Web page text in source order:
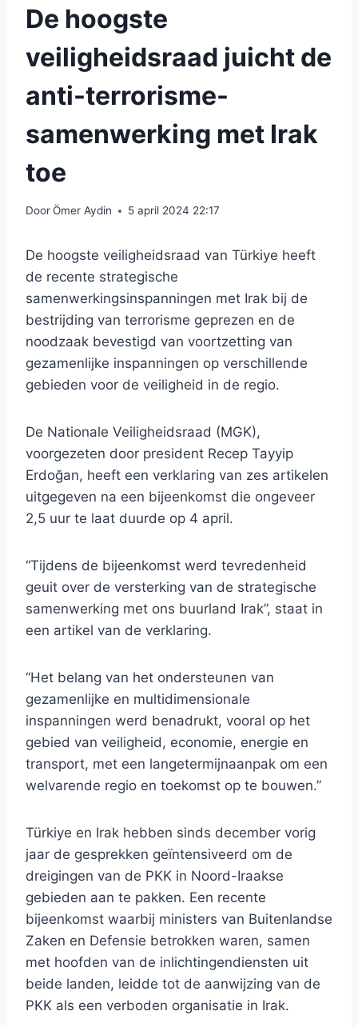
De hoogste
veiligheidsraad juicht de
anti-terrorisme-
samenwerking met Irak
toe
DoorÖmer Aydin 5 april 2024 22:17
De hoogste veiligheidsraad van Türkiye heeft
de recente strategische
samenwerkingsinspanningen met Irak bij de
bestrijding van terrorisme geprezen en de
noodzaak bevestigd van voortzetting van
gezamenlijke inspanningen op verschillende
gebieden voor de veiligheid in de regio.
De Nationale Veiligheidsraad (MGK),
voorgezeten door president Recep Tayyip
Erdoğan, heeft een verklaring van zes artikelen
uitgegeven na een bijeenkomst die ongeveer
2,5 uur te laat duurde op 4 april.
“Tijdens de bijeenkomst werd tevredenheid
geuit over de versterking van de strategische
samenwerking met ons buurland Irak”, staat in
een artikel van de verklaring.
“Het belang van het ondersteunen van
gezamenlijke en multidimensionale
inspanningen werd benadrukt, vooral op het
gebied van veiligheid, economie, energie en
transport, met een langetermijnaanpak om een ​​
welvarende regio en toekomst op te bouwen.”
Türkiye en Irak hebben sinds december vorig
jaar de gesprekken geïntensiveerd om de
dreigingen van de PKK in Noord-Iraakse
gebieden aan te pakken. Een recente
bijeenkomst waarbij ministers van Buitenlandse
Zaken en Defensie betrokken waren, samen
met hoofden van de inlichtingendiensten uit
beide landen, leidde tot de aanwijzing van de
PKK als een verboden organisatie in Irak.